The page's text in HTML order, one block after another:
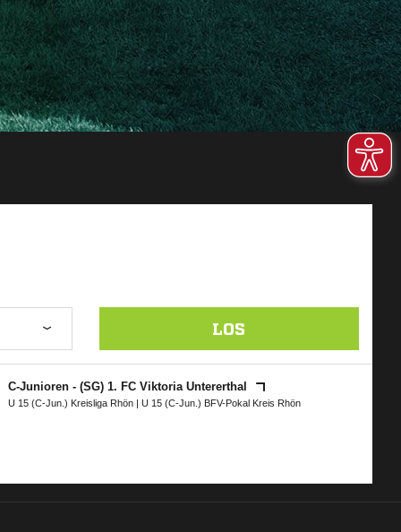
LOS
C-Junioren - (SG) 1. FC Viktoria Untererthal
U 15 (C-Jun.) Kreisliga Rhön |U 15 (C-Jun.) BFV-Pokal Kreis Rhön